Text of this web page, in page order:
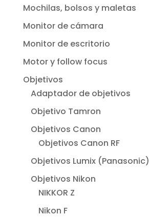
Mochilas, bolsos y maletas
Monitor de cámara
Monitor de escritorio
Motor y follow focus
Objetivos
Adaptador de objetivos
Objetivo Tamron
Objetivos Canon
Objetivos Canon RF
Objetivos Lumix (Panasonic)
Objetivos Nikon
NIKKOR Z
Nikon F